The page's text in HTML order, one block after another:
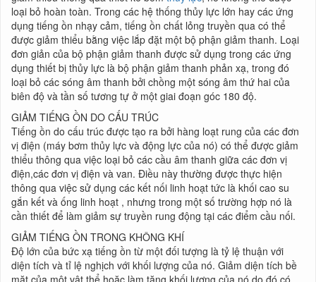
loại bỏ hoàn toàn. Trong các hệ thống thủy lực lớn hay các ứng
dụng tiếng ồn nhạy cảm, tiếng ồn chất lỏng truyền qua có thể
được giảm thiểu bằng việc lắp đặt một bộ phận giảm thanh. Loại
đơn giản của bộ phận giảm thanh được sử dụng trong các ứng
dụng thiết bị thủy lực là bộ phận giảm thanh phản xạ, trong đó
loại bỏ các sóng âm thanh bởi chồng một sóng âm thứ hai của
biên độ và tần số tương tự ở một giai đoạn góc 180 độ.
GIẢM TIẾNG ỒN DO CẤU TRÚC
Tiếng ồn do cấu trúc được tạo ra bởi hàng loạt rung của các đơn
vị điện (máy bơm thủy lực và động lực của nó) có thể được giảm
thiểu thông qua việc loại bỏ các cầu âm thanh giữa các đơn vị
điện,các đơn vị điện và van. Điều này thường được thực hiện
thông qua việc sử dụng các kết nối linh hoạt tức là khối cao su
gắn kết và ống linh hoạt , nhưng trong một số trường hợp nó là
cần thiết để làm giảm sự truyền rung động tại các điểm cầu nối.
GIẢM TIẾNG ỒN TRONG KHÔNG KHÍ
Độ lớn của bức xạ tiếng ồn từ một đối tượng là tỷ lệ thuận với
diện tích và tỉ lệ nghịch với khối lượng của nó. Giảm diện tích bề
mặt của một vật thể hoặc làm tăng khối lượng của nó do đó có